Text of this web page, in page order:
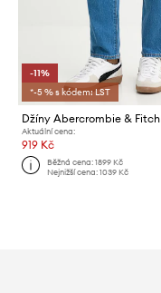
-11%
*-5 % s kódem: LST
Džíny Abercrombie & Fitch
Aktuální cena:
919 Kč
Běžná cena:1899 Kč
Nejnižší cena:1039 Kč